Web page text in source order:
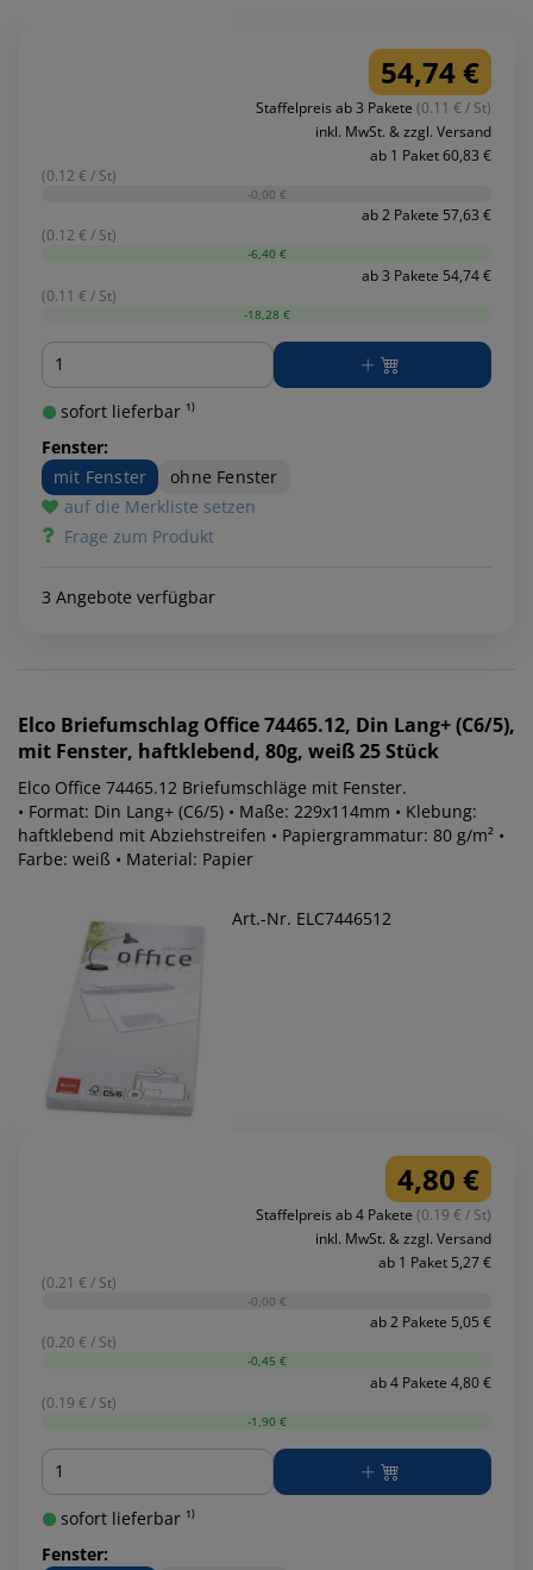
54,74 €
Staffelpreis ab 3 Pakete (0.11 € / St)
inkl. MwSt. & zzgl. Versand
ab 1 Paket 60,83 €
(0.12 € / St)
-0,00 €
ab 2 Pakete 57,63 €
(0.12 € / St)
-6,40 €
ab 3 Pakete 54,74 €
(0.11 € / St)
-18,28 €
Menge
sofort lieferbar ¹⁾
Fenster:
mit Fenster
ohne Fenster
auf die Merkliste setzen
Frage zum Produkt
3 Angebote verfügbar
Elco Briefumschlag Office 74465.12, Din Lang+ (C6/5),
mit Fenster, haftklebend, 80g, weiß 25 Stück
Elco Office 74465.12 Briefumschläge mit Fenster.
• Format: Din Lang+ (C6/5) • Maße: 229x114mm • Klebung:
haftklebend mit Abziehstreifen • Papiergrammatur: 80 g/m² •
Farbe: weiß • Material: Papier
Art.-Nr. ELC7446512
4,80 €
Staffelpreis ab 4 Pakete (0.19 € / St)
inkl. MwSt. & zzgl. Versand
ab 1 Paket 5,27 €
(0.21 € / St)
-0,00 €
ab 2 Pakete 5,05 €
(0.20 € / St)
-0,45 €
ab 4 Pakete 4,80 €
(0.19 € / St)
-1,90 €
Menge
sofort lieferbar ¹⁾
Fenster: